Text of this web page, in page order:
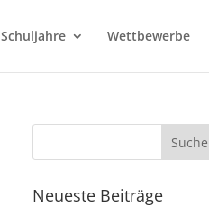
Schuljahre Wettbewerbe
Neueste Beiträge